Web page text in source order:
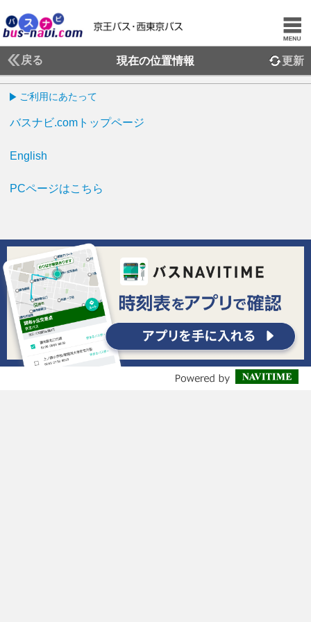
戻る 現在の位置情報 更新
ご利用にあたって
バスナビ.comトップページ
English
PCページはこちら